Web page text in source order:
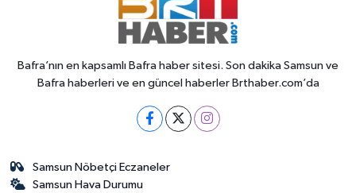
Bafra’nın en kapsamlı Bafra haber sitesi. Son dakika Samsun ve
Bafra haberleri ve en güncel haberler Brthaber.com’da
Samsun Nöbetçi Eczaneler
Samsun Hava Durumu